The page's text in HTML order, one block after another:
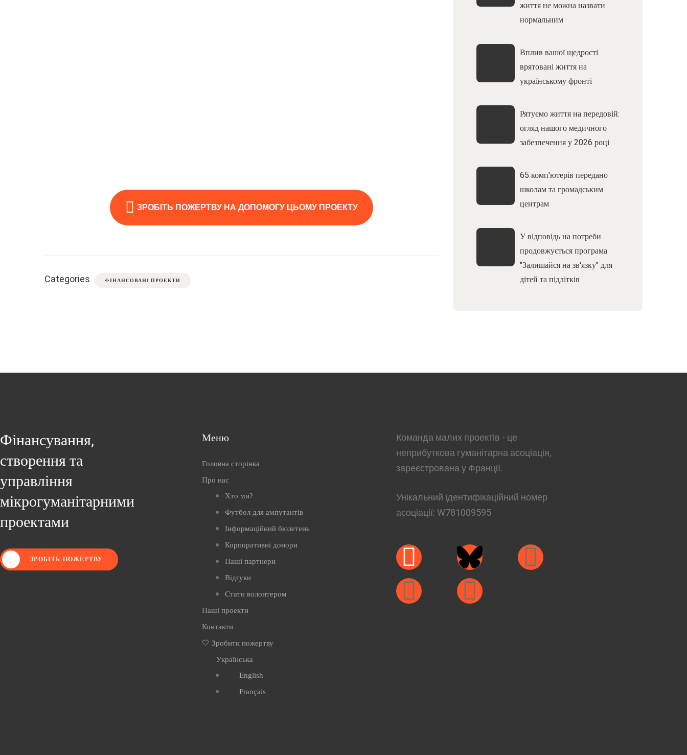
ЗРОБІТЬ ПОЖЕРТВУ НА ДОПОМОГУ ЦЬОМУ ПРОЕКТУ
Categories ФІНАНСОВАНІ ПРОЕКТИ
життя не можна назвати
нормальним
Вплив вашої щедрості:
врятовані життя на
українському фронті
Рятуємо життя на передовій:
огляд нашого медичного
забезпечення у 2026 році
65 комп'ютерів передано
школам та громадським
центрам
У відповідь на потреби
продовжується програма
"Залишайся на зв'язку" для
дітей та підлітків
Фінансування,
створення та
управління
мікрогуманітарними
проектами
ЗРОБІТЬ ПОЖЕРТВУ
Меню
Головна сторінка
Про нас
Хто ми?
Футбол для ампутантів
Інформаційний бюлетень
Корпоративні донори
Наші партнери
Відгуки
Стати волонтером
Наші проекти
Контакти
🤍 Зробити пожертву
Українська
English
Français
Команда малих проектів - це
неприбуткова гуманітарна асоціація,
зареєстрована у Франції.
Унікальний ідентифікаційний номер
асоціації: W781009595